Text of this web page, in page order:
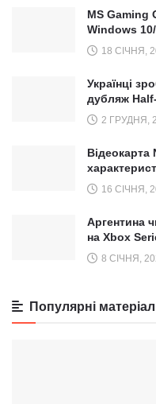
MS Gaming
Windows
18 СІЧНЯ,
Українці
дубляж
2 ГРУДНЯ,
Відеокарта
16 СІЧНЯ,
Аргентина
на Xbox
8 СІЧНЯ,
Популярні